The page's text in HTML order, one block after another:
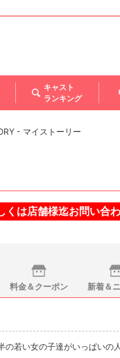
キャスト
ランキング
- マイストーリー
は店舗様迄お問い合わ
料金＆クーポン 新着＆
若い女の子達がいっぱいの